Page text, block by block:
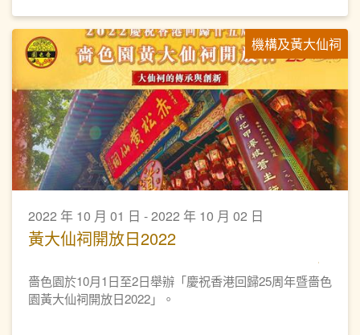
機構及黃大仙祠
2022 年 10 月 01 日 - 2022 年 10 月 02 日
黃大仙祠開放日2022
嗇色園於10月1日至2日舉辦「慶祝香港回歸25周年暨嗇色
園黃大仙祠開放日2022」。